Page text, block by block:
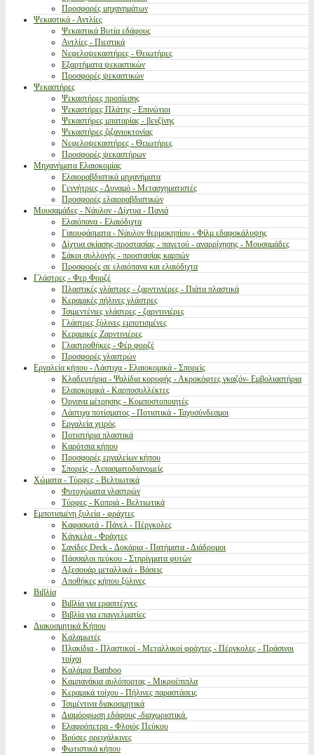
Προσφορές μηχανημάτων
Ψεκαστικά - Αντλίες
Ψεκαστικά Βυτία εδάφους
Αντλίες - Πιεστικά
Νεφελοψεκαστήρες - Θειωτήρες
Εξαρτήματα ψεκαστικών
Προσφορές ψεκαστικών
Ψεκαστήρες
Ψεκαστήρες προπίεσης
Ψεκαστήρες Πλάτης - Επινώτιοι
Ψεκαστήρες μπαταρίας - βενζίνης
Ψεκαστήρες ζιζανιοκτονίας
Νεφελοψεκαστήρες - Θειωτήρες
Προσφορές ψεκαστήρων
Μηχανήματα Ελαιοκομίας
Ελαιοραβδιστικά μηχανήματα
Γεννήτριες - Δυναμό - Μετασχηματιστές
Προσφορές ελαιοραβδιστικών
Μουσαμάδες - Νάυλον - Δίχτυα - Πανιά
Ελαιόπανα - Ελαιόδιχτα
Γαιουφάσματα - Νάυλον θερμοκηπίου - Φίλμ εδαφοκάλυψης
Δίχτυα σκίασης-προστασίας - παγετού - αναρρίχησης - Μουσαμάδες
Σάκοι συλλογής - προστασίας καρπών
Προσφορές σε ελαιόπανα και ελαιόδιχτα
Γλάστρες - Φερ Φορζέ
Πλαστικές γλάστρες - ζαρντινιέρες - Πιάτα πλαστικά
Κεραμικές πήλινες γλάστρες
Τσιμεντένιες γλάστρες - ζαρντινιέρες
Γλάστρες ξύλινες εμποτισμένες
Κεραμικές Ζαρντινιέρες
Γλαστροθήκες - Φέρ φορζέ
Προσφορές γλαστρών
Εργαλεία κήπου - Λάστιχα - Ελαιοκομικά - Σπορείς
Κλαδευτήρια - Ψαλίδια κορυφής - Ακροκόφτες γκαζόν- Εμβολιαστήρια
Ελαιοκομικά - Καρποσυλλέκτες
Όργανα μέτρησης - Κομποστοποιητές
Λάστιχα ποτίσματος - Ποτιστικά - Ταχυσύνδεσμοι
Εργαλεία χειρός
Ποτιστήρια πλαστικά
Καρότσια κήπου
Προσφορές εργαλείων κήπου
Σπορείς - Λιπασματοδιανομείς
Χώματα - Τύρφες - Βελτιωτικά
Φυτοχώματα γλαστρών
Τύρφες - Κοπριά - Βελτιωτικά
Εμποτισμένη ξυλεία - φράχτες
Καφασωτά - Πάνελ - Πέργκολες
Κάγκελα - Φράχτες
Σανίδες Deck - Δοκάρια - Πατήματα - Διάδρομοι
Πάσσαλοι πεύκου - Στηρίγματα φυτών
Αξεσουάρ μεταλλικά - Βάσεις
Αποθήκες κήπου ξύλινες
Βιβλία
Βιβλία για ερασιτέχνες
Βιβλία για επαγγελματίες
Διακοσμητικά Κήπου
Καλαμωτές
Πλακίδια - Πλαστικοί - Μεταλλικοί φράχτες - Πέργκολες - Πράσινοι
τοίχοι
Καλάμια Bamboo
Καμπανάκια αυλόπορτας - Μικροέπιπλα
Κεραμικά τοίχου - Πήλινες παραστάσεις
Τσιμέντινα διακοσμητικά
Διαμόρφωση εδάφους -διαχωριστικά.
Ελαφρόπετρα - Φλοιός Πεύκου
Βρύσες ορειχάλκινες
Φωτιστικά κήπου